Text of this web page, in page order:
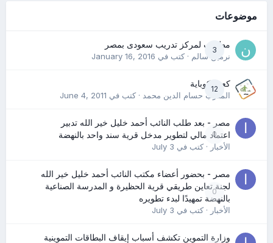
موضوعات
3
مطلوب لمركز تدريب سعودى بمصر
نرمين سالم· كتب في January 16, 2016
12
كعب كوباية
المدرب حسام الدين محمد· كتب في June 4, 2011
0
مصر - بعد طلب النائب أحمد خليل خير الله تدبير
اعتماد مالي لتطوير مدخل قرية سند واحد بالنهضة
الأخبار· كتب في July 3
0
مصر - بحضور أعضاء مكتب النائب أحمد خليل خير الله
لجنة تعاين طريقي قرية الحظيرة و المدرسة الصناعية
بالنهضة تمهيدًا لبدء تطويره
الأخبار· كتب في July 3
وزارة التموين تكشف أسباب إيقاف البطاقات التموينية